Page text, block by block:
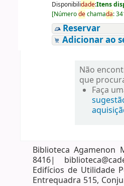
Disponibilidade:Itens
[Númerodechamada:
Reservar
Adicionar ao
Não
que
Faça
Biblioteca Agamenon
8416|
Edifícios de Utilidade
Entrequadra 515,